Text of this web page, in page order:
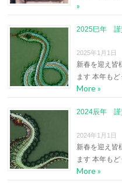
»
2025巳年 謹
2025年1月1日
新春を迎え皆
ます 本年も
More »
2024辰年 謹
2024年1月1日
新春を迎え皆
ます 本年も
More »